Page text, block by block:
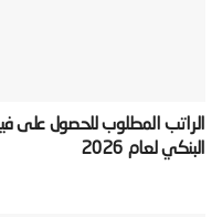
‫الراتب المطلوب للحصول على
البنكي لعام 2026‬